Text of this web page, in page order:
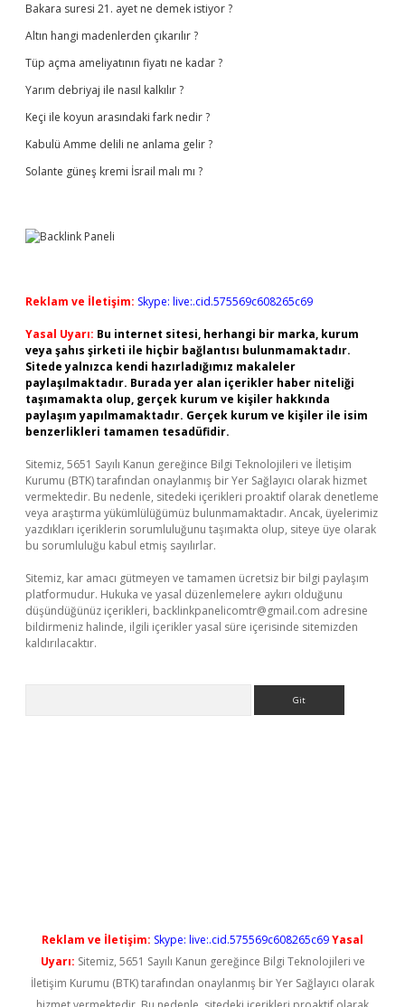
Bakara suresi 21. ayet ne demek istiyor ?
Altın hangi madenlerden çıkarılır ?
Tüp açma ameliyatının fiyatı ne kadar ?
Yarım debriyaj ile nasıl kalkılır ?
Keçi ile koyun arasındaki fark nedir ?
Kabulü Amme delili ne anlama gelir ?
Solante güneş kremi İsrail malı mı ?
Reklam ve İletişim: Skype: live:.cid.575569c608265c69
Yasal Uyarı: Bu internet sitesi, herhangi bir marka, kurum
veya şahıs şirketi ile hiçbir bağlantısı bulunmamaktadır.
Sitede yalnızca kendi hazırladığımız makaleler
paylaşılmaktadır. Burada yer alan içerikler haber niteliği
taşımamakta olup, gerçek kurum ve kişiler hakkında
paylaşım yapılmamaktadır. Gerçek kurum ve kişiler ile isim
benzerlikleri tamamen tesadüfidir.
Sitemiz, 5651 Sayılı Kanun gereğince Bilgi Teknolojileri ve İletişim
Kurumu (BTK) tarafından onaylanmış bir Yer Sağlayıcı olarak hizmet
vermektedir. Bu nedenle, sitedeki içerikleri proaktif olarak denetleme
veya araştırma yükümlülüğümüz bulunmamaktadır. Ancak, üyelerimiz
yazdıkları içeriklerin sorumluluğunu taşımakta olup, siteye üye olarak
bu sorumluluğu kabul etmiş sayılırlar.
Sitemiz, kar amacı gütmeyen ve tamamen ücretsiz bir bilgi paylaşım
platformudur. Hukuka ve yasal düzenlemelere aykırı olduğunu
düşündüğünüz içerikleri, backlinkpanelicomtr@gmail.com adresine
bildirmeniz halinde, ilgili içerikler yasal süre içerisinde sitemizden
kaldırılacaktır.
Reklam ve İletişim: Skype: live:.cid.575569c608265c69Yasal
Uyarı: Sitemiz, 5651 Sayılı Kanun gereğince Bilgi Teknolojileri ve
İletişim Kurumu (BTK) tarafından onaylanmış bir Yer Sağlayıcı olarak